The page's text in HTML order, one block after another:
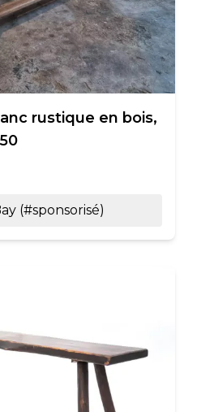
rustique en bois,
(#sponsorisé)